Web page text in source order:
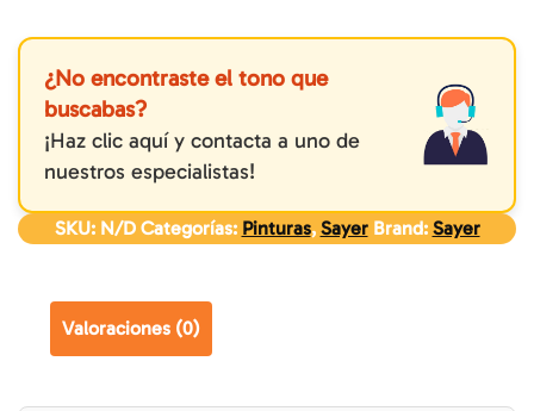
¿No encontraste el tono que
buscabas?
¡Haz clic aquí y contacta a uno de
nuestros especialistas!
SKU: N/D Categorías: Pinturas, Sayer Brand: Sayer
Valoraciones (0)